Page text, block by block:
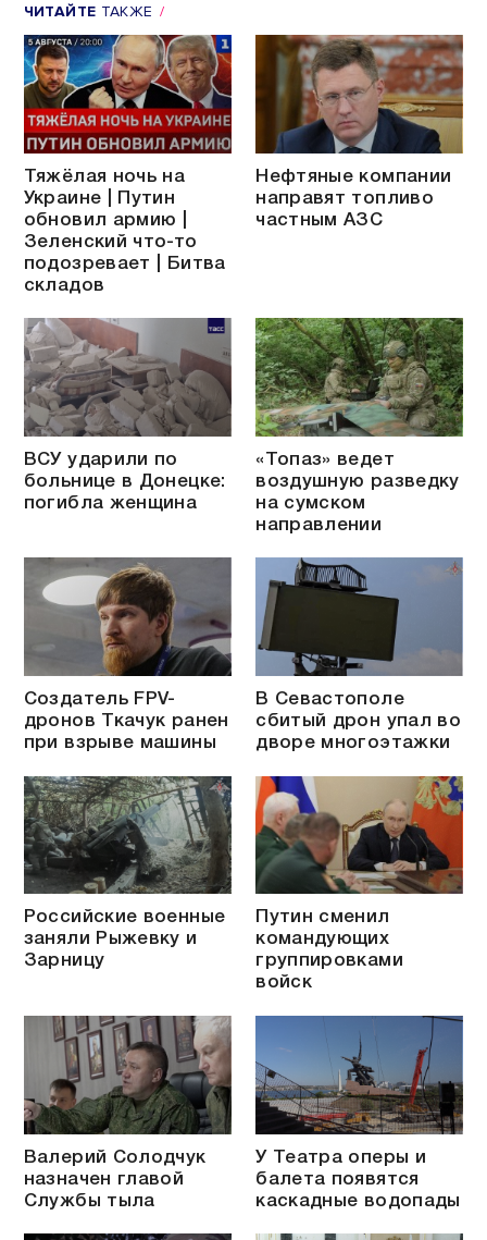
ЧИТАЙТЕ ТАКЖЕ
Тяжёлая ночь на
Украине | Путин
обновил армию |
Зеленский что-то
подозревает | Битва
складов
Нефтяные компании
направят топливо
частным АЗС
ВСУ ударили по
больнице в Донецке:
погибла женщина
«Топаз» ведет
воздушную разведку
на сумском
направлении
Создатель FPV-
дронов Ткачук ранен
при взрыве машины
В Севастополе
сбитый дрон упал во
дворе многоэтажки
Российские военные
заняли Рыжевку и
Зарницу
Путин сменил
командующих
группировками
войск
Валерий Солодчук
назначен главой
Службы тыла
У Театра оперы и
балета появятся
каскадные водопады